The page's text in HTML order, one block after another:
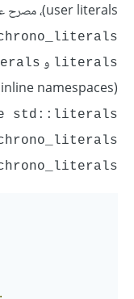
user literals)، مصرح عنها في فضاء الاسم
‎literals‎ و
(inline namespaces). يمكن الوصول إلى هذه العوامل باستخدام
std::literals